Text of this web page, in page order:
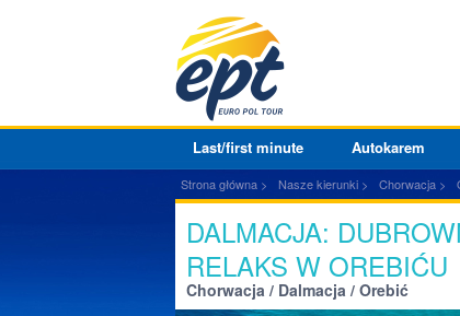
Last/first minute Autokarem
Strona główna Nasze kierunki Chorwacja
DALMACJA:
RELAKS W OREBIĆU
Chorwacja / Dalmacja / Orebić